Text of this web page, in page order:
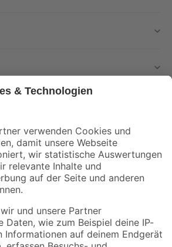
Angebote und Aktionen mehr verpassen!
Versandarten